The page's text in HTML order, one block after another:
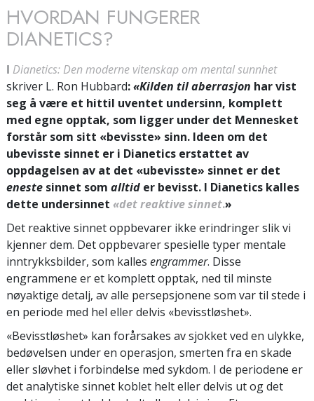
HVORDAN FUNGERER
DIANETICS?
I Dianetics: Den moderne vitenskap om mental sunnhet
skriver L. Ron Hubbard:«Kilden til aberrasjon har vist
seg å være et hittil uventet undersinn, komplett
med egne opptak, som ligger under det Mennesket
forstår som sitt «bevisste» sinn. Ideen om det
ubevisste sinnet er i Dianetics erstattet av
oppdagelsen av at det «ubevisste» sinnet er det
eneste sinnet som alltid er bevisst. I Dianetics kalles
dette undersinnet «det reaktive sinnet.»
Det reaktive sinnet oppbevarer ikke erindringer slik vi
kjenner dem. Det oppbevarer spesielle typer mentale
inntrykksbilder, som kalles engrammer. Disse
engrammene er et komplett opptak, ned til minste
nøyaktige detalj, av alle persepsjonene som var til stede i
en periode med hel eller delvis «bevisstløshet».
«Bevisstløshet» kan forårsakes av sjokket ved en ulykke,
bedøvelsen under en operasjon, smerten fra en skade
eller sløvhet i forbindelse med sykdom. I de periodene er
det analytiske sinnet koblet helt eller delvis ut og det